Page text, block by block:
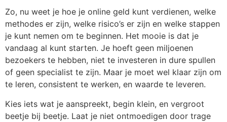
Zo, nu weet je hoe je online geld kunt verdienen, welke
methodes er zijn, welke risico’s er zijn en welke stappen
je kunt nemen om te beginnen. Het mooie is dat je
vandaag al kunt starten. Je hoeft geen miljoenen
bezoekers te hebben, niet te investeren in dure spullen
of geen specialist te zijn. Maar je moet wel klaar zijn om
te leren, consistent te werken, en waarde te leveren.
Kies iets wat je aanspreekt, begin klein, en vergroot
beetje bij beetje. Laat je niet ontmoedigen door trage